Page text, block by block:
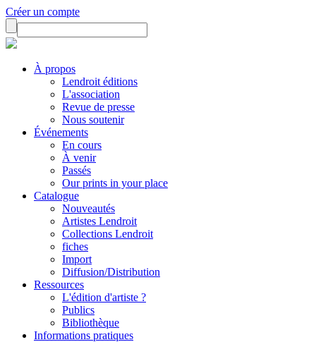
Créer un compte
À propos
Lendroit éditions
L'association
Revue de presse
Nous soutenir
Événements
En cours
À venir
Passés
Our prints in your place
Catalogue
Nouveautés
Artistes Lendroit
Collections Lendroit
fiches
Import
Diffusion/Distribution
Ressources
L'édition d'artiste ?
Publics
Bibliothèque
Informations pratiques